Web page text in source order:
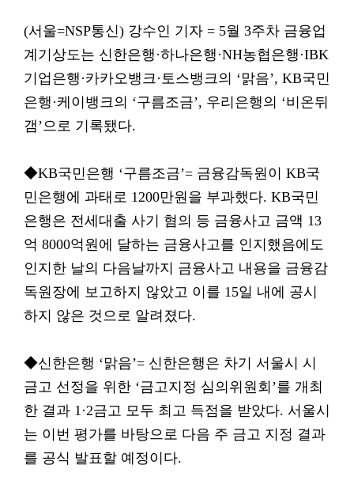
(서울=NSP통신) 강수인 기자 = 5월 3주차 금융업
계기상도는 신한은행·하나은행·NH농협은행·IBK
기업은행·카카오뱅크·토스뱅크의 ‘맑음’, KB국민
은행·케이뱅크의 ‘구름조금’, 우리은행의 ‘비온뒤
갬’으로 기록됐다.
◆KB국민은행 ‘구름조금’= 금융감독원이 KB국
민은행에 과태로 1200만원을 부과했다. KB국민
은행은 전세대출 사기 혐의 등 금융사고 금액 13
억 8000억원에 달하는 금융사고를 인지했음에도
인지한 날의 다음날까지 금융사고 내용을 금융감
독원장에 보고하지 않았고 이를 15일 내에 공시
하지 않은 것으로 알려졌다.
◆신한은행 ‘맑음’= 신한은행은 차기 서울시 시
금고 선정을 위한 ‘금고지정 심의위원회’를 개최
한 결과 1·2금고 모두 최고 득점을 받았다. 서울시
는 이번 평가를 바탕으로 다음 주 금고 지정 결과
를 공식 발표할 예정이다.